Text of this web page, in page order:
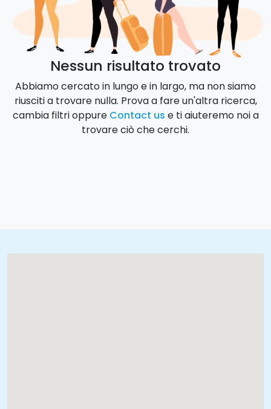
Nessun risultato trovato
Abbiamo cercato in lungo e in largo, ma non siamo
riusciti a trovare nulla. Prova a fare un'altra ricerca,
cambia filtri oppure Contact us e ti aiuteremo noi a
trovare ciò che cerchi.